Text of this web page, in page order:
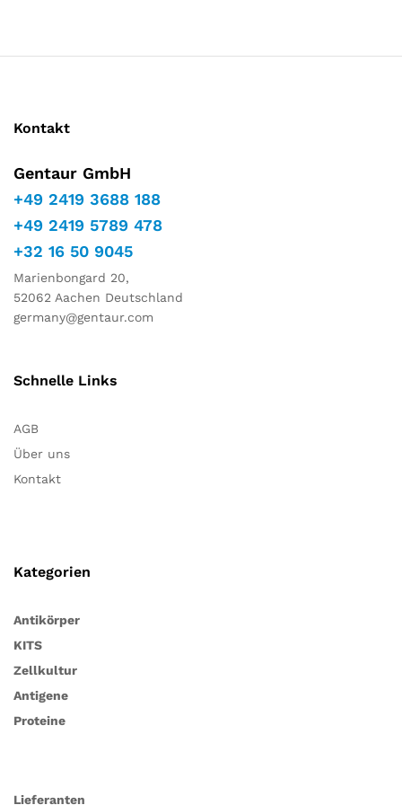
Kontakt
Gentaur GmbH
+49 2419 3688 188
+49 2419 5789 478
+32 16 50 9045
Marienbongard 20,
52062 Aachen Deutschland
germany@gentaur.com
Schnelle Links
AGB
Über uns
Kontakt
Kategorien
Antikörper
KITS
Zellkultur
Antigene
Proteine
Lieferanten
Interessen